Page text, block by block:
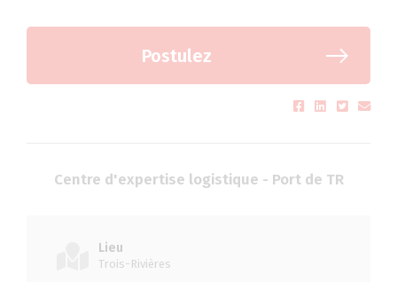
Postulez
Centre d'expertise logistique - Port de TR
Lieu
Trois-Rivières